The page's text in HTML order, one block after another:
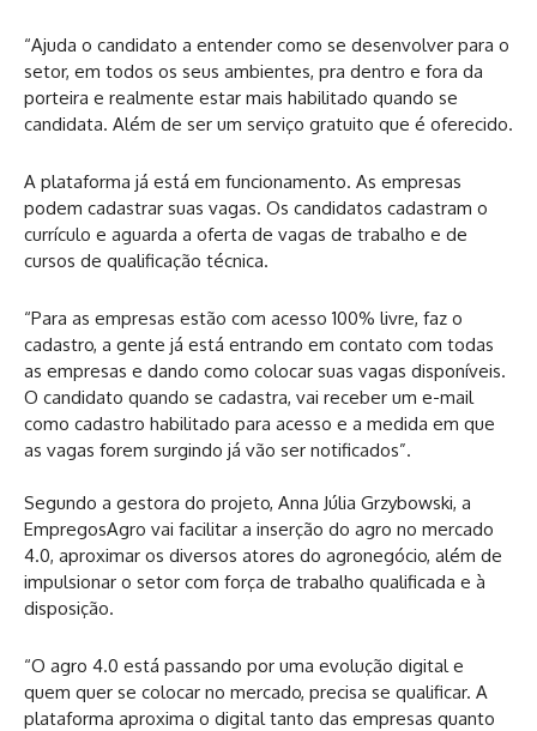
“Ajuda o candidato a entender como se desenvolver para o
setor, em todos os seus ambientes, pra dentro e fora da
porteira e realmente estar mais habilitado quando se
candidata. Além de ser um serviço gratuito que é oferecido.
A plataforma já está em funcionamento. As empresas
podem cadastrar suas vagas. Os candidatos cadastram o
currículo e aguarda a oferta de vagas de trabalho e de
cursos de qualificação técnica.
“Para as empresas estão com acesso 100% livre, faz o
cadastro, a gente já está entrando em contato com todas
as empresas e dando como colocar suas vagas disponíveis.
O candidato quando se cadastra, vai receber um e-mail
como cadastro habilitado para acesso e a medida em que
as vagas forem surgindo já vão ser notificados”.
Segundo a gestora do projeto, Anna Júlia Grzybowski, a
EmpregosAgro vai facilitar a inserção do agro no mercado
4.0, aproximar os diversos atores do agronegócio, além de
impulsionar o setor com força de trabalho qualificada e à
disposição.
“O agro 4.0 está passando por uma evolução digital e
quem quer se colocar no mercado, precisa se qualificar. A
plataforma aproxima o digital tanto das empresas quanto